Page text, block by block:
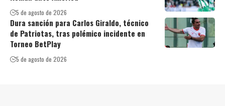
5 de agosto de 2026
Dura sanción para Carlos Giraldo, técnico
de Patriotas, tras polémico incidente en
Torneo BetPlay
5 de agosto de 2026